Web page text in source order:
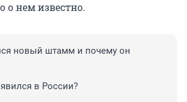
о нем известно.
новый штамм и почему он
в России?